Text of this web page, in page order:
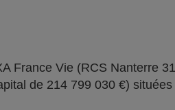
France Vie (RCS Nanterre
de 214 799 030 €)